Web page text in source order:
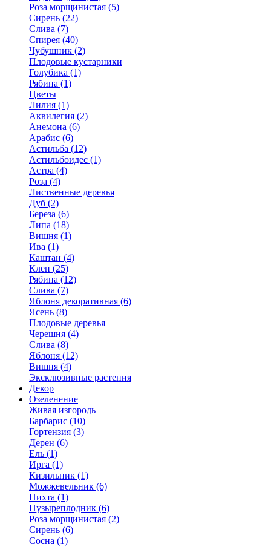
Роза морщинистая (5)
Сирень (22)
Слива (7)
Спирея (40)
Чубушник (2)
Плодовые кустарники
Голубика (1)
Рябина (1)
Цветы
Лилия (1)
Аквилегия (2)
Анемона (6)
Арабис (6)
Астильба (12)
Астильбоидес (1)
Астра (4)
Роза (4)
Лиственные деревья
Дуб (2)
Береза (6)
Липа (18)
Вишня (1)
Ива (1)
Каштан (4)
Клен (25)
Рябина (12)
Слива (7)
Яблоня декоративная (6)
Ясень (8)
Плодовые деревья
Черешня (4)
Слива (8)
Яблоня (12)
Вишня (4)
Эксклюзивные растения
Декор
Озеленение
Живая изгородь
Барбарис (10)
Гортензия (3)
Дерен (6)
Ель (1)
Ирга (1)
Кизильник (1)
Можжевельник (6)
Пихта (1)
Пузыреплодник (6)
Роза морщинистая (2)
Сирень (6)
Сосна (1)